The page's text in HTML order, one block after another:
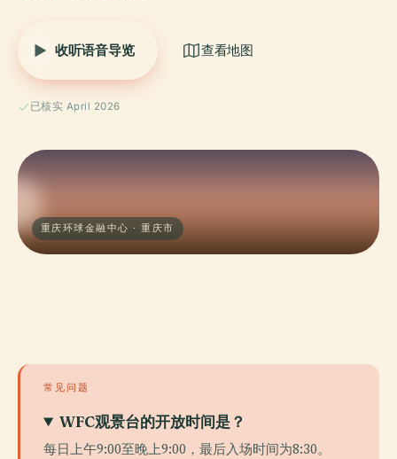
收听语音导览 查看地图
已核实 April 2026
重庆环球金融中心 · 重庆市
常见问题
WFC观景台的开放时间是？
每日上午9:00至晚上9:00，最后入场时间为8:30。